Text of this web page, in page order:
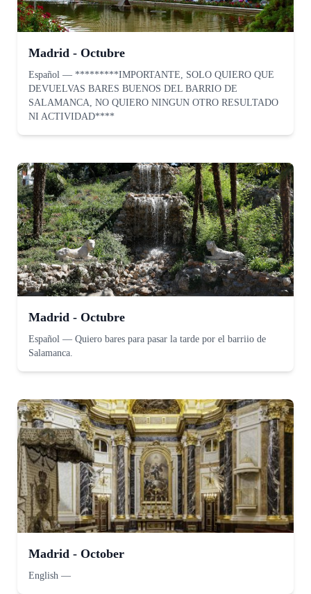
Madrid - Octubre
Español — *********IMPORTANTE, SOLO QUIERO QUE
DEVUELVAS BARES BUENOS DEL BARRIO DE
SALAMANCA, NO QUIERO NINGUN OTRO RESULTADO
NI ACTIVIDAD****
Madrid - Octubre
Español — Quiero bares para pasar la tarde por el barriio de
Salamanca.
Madrid - October
English —